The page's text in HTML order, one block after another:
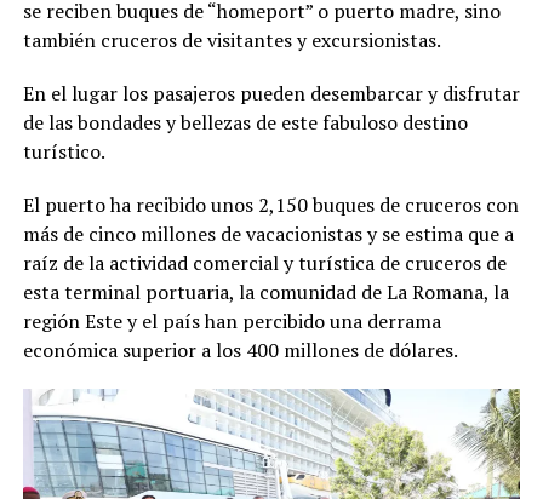
se reciben buques de “homeport” o puerto madre, sino
también cruceros de visitantes y excursionistas.
En el lugar los pasajeros pueden desembarcar y disfrutar
de las bondades y bellezas de este fabuloso destino
turístico.
El puerto ha recibido unos 2,150 buques de cruceros con
más de cinco millones de vacacionistas y se estima que a
raíz de la actividad comercial y turística de cruceros de
esta terminal portuaria, la comunidad de La Romana, la
región Este y el país han percibido una derrama
económica superior a los 400 millones de dólares.